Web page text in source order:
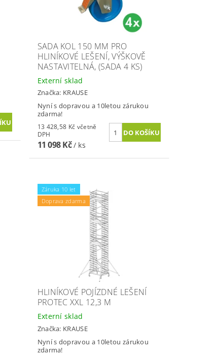
SADA KOL 150 MM PRO
HLINÍKOVÉ LEŠENÍ, VÝŠKOVĚ
NASTAVITELNÁ, (SADA 4 KS)
Externí sklad
Značka: KRAUSE
Nyní s dopravou a 10letou zárukou
zdarma!
13 428,58 Kč včetně
DPH
11 098 Kč/ ks
Záruka 10 let
Doprava zdarma
HLINÍKOVÉ POJÍZDNÉ LEŠENÍ
PROTEC XXL 12,3 M
Externí sklad
Značka: KRAUSE
Nyní s dopravou a 10letou zárukou
zdarma!